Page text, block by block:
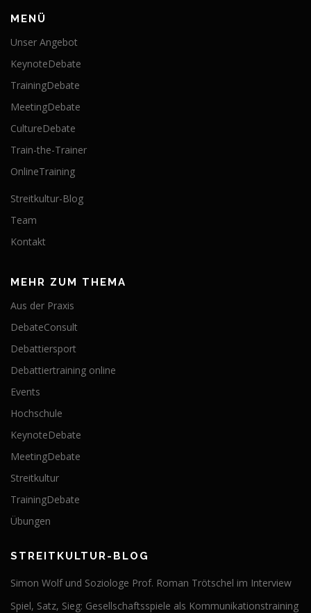
MENÜ
Unser Angebot
KeynoteDebate
TrainingDebate
MeetingDebate
CultureDebate
Train-the-Trainer
OnlineTraining
Streitkultur-Blog
Team
Kontakt
MEHR ZUM THEMA
Aus der Praxis
DebateConsult
Debattiersport
Debattiertraining online
Events
Hochschule
KeynoteDebate
MeetingDebate
Streitkultur
TrainingDebate
Übungen
STREITKULTUR-BLOG
Simon Wolf und Soziologe Prof. Roman Trötschel im Interview
Spiel, Satz, Sieg: Gesellschaftsspiele als Kommunikationstraining